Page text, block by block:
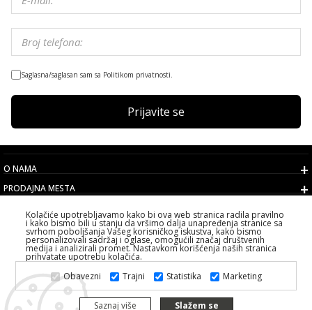
Saglasna/saglasan sam sa Politikom privatnosti.
Prijavite se
O NAMA
PRODAJNA MESTA
KORISNIČKI SERVIS
IZABERITE DRŽAVU
2026 PS FASHION DESIGN DOO
SVA PRAVA ZADRŽANA ALL RIGHTS RESERVED
Kolačiće upotrebljavamo kako bi ova web stranica radila pravilno
i kako bismo bili u stanju da vršimo dalja unapređenja stranice sa
svrhom poboljšanja Vašeg korisničkog iskustva, kako bismo
personalizovali sadržaj i oglase, omogućili značaj društvenih
medija i analizirali promet. Nastavkom korišćenja naših stranica
prihvatate upotrebu kolačića.
Obavezni
Trajni Statistika Marketing
Saznaj više Slažem se